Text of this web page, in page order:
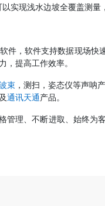
实现浅水边坡全覆盖测
件，软件支持数据现场
，提高工作效率。
束 ，测扫，姿态仪等声呐
通讯天通产品。
管理、不断进取、始终为